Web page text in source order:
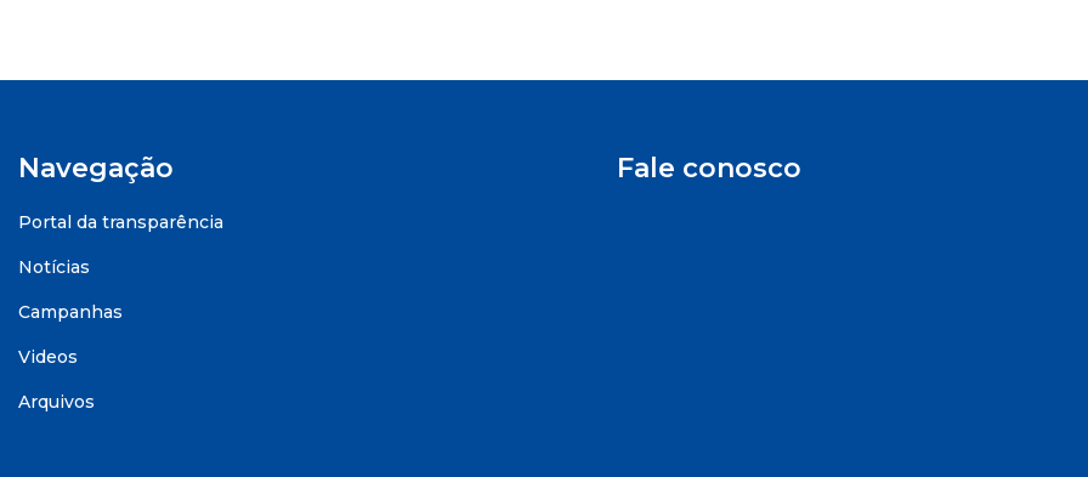
Navegação
Portal da transparência
Notícias
Campanhas
Videos
Arquivos
Fale conosco